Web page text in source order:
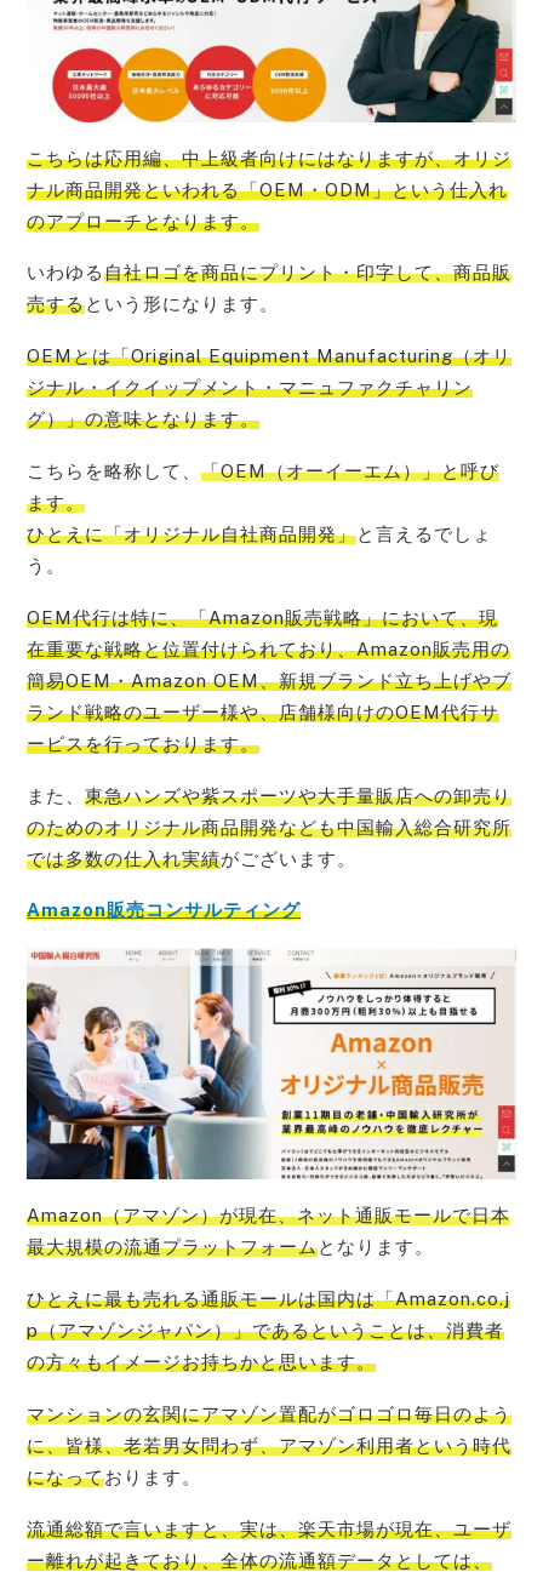
こちらは応用編、中上級者向けにはなりますが、オリジ
ナル商品開発といわれる「OEM・ODM」という仕入れ
のアプローチとなります。
いわゆる自社ロゴを商品にプリント・印字して、商品販
売するという形になります。
OEMとは「Original Equipment Manufacturing（オリ
ジナル・イクイップメント・マニュファクチャリン
グ）」の意味となります。
こちらを略称して、「OEM（オーイーエム）」と呼び
ます。
ひとえに「オリジナル自社商品開発」と言えるでしょ
う。
OEM代行は特に、「Amazon販売戦略」において、現
在重要な戦略と位置付けられており、Amazon販売用の
簡易OEM・Amazon OEM、新規ブランド立ち上げやブ
ランド戦略のユーザー様や、店舗様向けのOEM代行サ
ービスを行っております。
また、東急ハンズや紫スポーツや大手量販店への卸売り
のためのオリジナル商品開発なども中国輸入総合研究所
では多数の仕入れ実績がございます。
Amazon販売コンサルティング
Amazon（アマゾン）が現在、ネット通販モールで日本
最大規模の流通プラットフォームとなります。
ひとえに最も売れる通販モールは国内は「Amazon.co.j
p（アマゾンジャパン）」であるということは、消費者
の方々もイメージお持ちかと思います。
マンションの玄関にアマゾン置配がゴロゴロ毎日のよう
に、皆様、老若男女問わず、アマゾン利用者という時代
になっております。
流通総額で言いますと、実は、楽天市場が現在、ユーザ
ー離れが起きており、全体の流通額データとしては、